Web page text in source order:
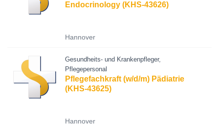
Endocrinology (KHS-43626)
Hannover
Gesundheits- und Krankenpfleger,
Pflegepersonal
Pflegefachkraft (w/d/m) Pädiatrie
(KHS-43625)
Hannover